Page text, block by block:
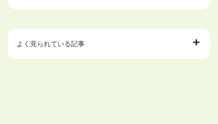
よく見られている記事